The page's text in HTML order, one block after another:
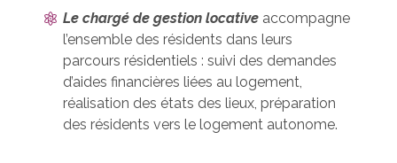
Le chargé de gestion locative accompagne
l’ensemble des résidents dans leurs
parcours résidentiels : suivi des demandes
d’aides financières liées au logement,
réalisation des états des lieux, préparation
des résidents vers le logement autonome.